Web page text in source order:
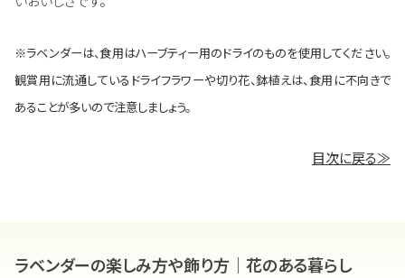
※ラベンダーは、食用はハーブティー用のドライのものを使用してください。
観賞用に流通しているドライフラワーや切り花、鉢植えは、食用に不向きで
あることが多いので注意しましょう。
目次に戻る≫
ラベンダーの楽しみ方や飾り方｜花のある暮らし